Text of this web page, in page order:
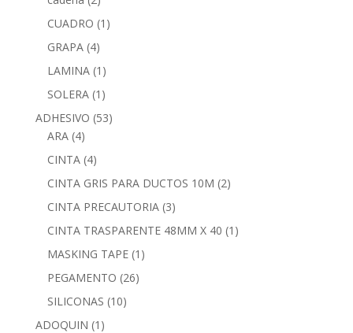
CUADRO (1)
GRAPA (4)
LAMINA (1)
SOLERA (1)
ADHESIVO (53)
ARA (4)
CINTA (4)
CINTA GRIS PARA DUCTOS 10M (2)
CINTA PRECAUTORIA (3)
CINTA TRASPARENTE 48MM X 40 (1)
MASKING TAPE (1)
PEGAMENTO (26)
SILICONAS (10)
ADOQUIN (1)